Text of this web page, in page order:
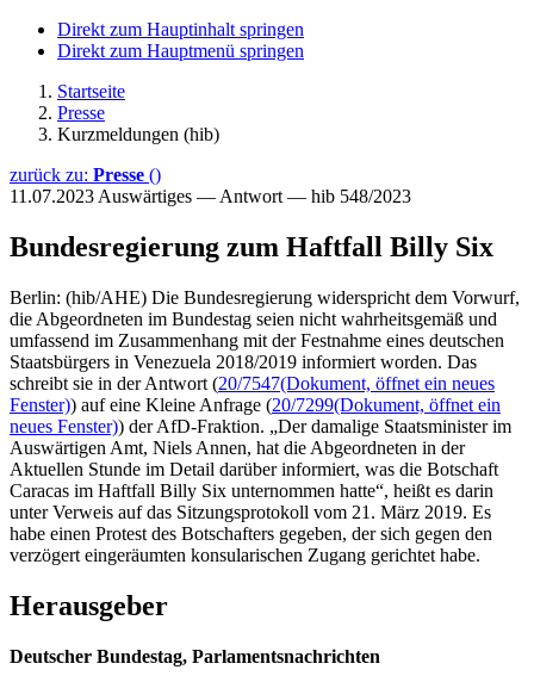
Direkt zum Hauptinhalt springen
Direkt zum Hauptmenü springen
Startseite
Presse
Kurzmeldungen (hib)
zurück zu: Presse ()
11.07.2023 Auswärtiges — Antwort — hib 548/2023
Bundesregierung zum Haftfall Billy Six
Berlin: (hib/AHE) Die Bundesregierung widerspricht dem Vorwurf,
die Abgeordneten im Bundestag seien nicht wahrheitsgemäß und
umfassend im Zusammenhang mit der Festnahme eines deutschen
Staatsbürgers in Venezuela 2018/2019 informiert worden. Das
schreibt sie in der Antwort (20/7547(Dokument, öffnet ein neues
Fenster)) auf eine Kleine Anfrage (20/7299(Dokument, öffnet ein
neues Fenster)) der AfD-Fraktion. „Der damalige Staatsminister im
Auswärtigen Amt, Niels Annen, hat die Abgeordneten in der
Aktuellen Stunde im Detail darüber informiert, was die Botschaft
Caracas im Haftfall Billy Six unternommen hatte“, heißt es darin
unter Verweis auf das Sitzungsprotokoll vom 21. März 2019. Es
habe einen Protest des Botschafters gegeben, der sich gegen den
verzögert eingeräumten konsularischen Zugang gerichtet habe.
Herausgeber
Deutscher Bundestag, Parlamentsnachrichten